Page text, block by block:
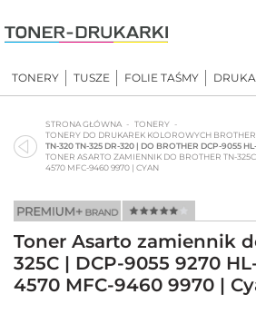
to
content
TONERY TUSZE FOLIE TAŚMY
STRONA GŁÓWNA
TONERY
TONERY DO DRUKAREK KOLOROWYCH BROTHER
TN-320 TN-325 DR-320 | DO BROTHER DCP-9055
TONER ASARTO ZAMIENNIK DO BROTHER TN-
4570 MFC-9460 9970 | CYAN
Toner Asarto zamiennik
325C | DCP-9055 9270
4570 MFC-9460 9970 |